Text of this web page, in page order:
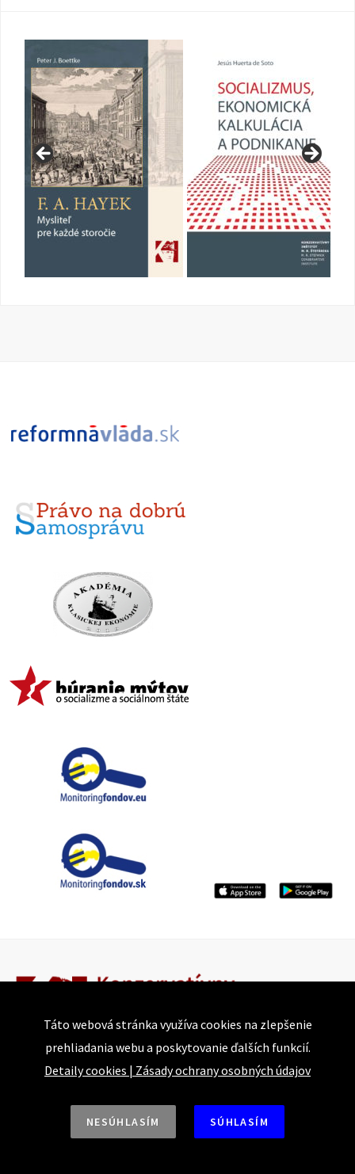
821 05 Bratislava
Táto webová stránka využíva cookies na zlepšenie
prehliadania webu a poskytovanie ďalších funkcií.
Detaily cookies | Zásady ochrany osobných údajov
NESÚHLASÍM SÚHLASÍM